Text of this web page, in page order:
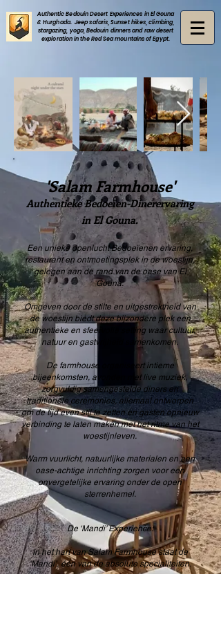
Authentic Bedouin Desert Experiences in El Gouna
& Hurghada. Jeep safaris, Sunset hikes, climbing,
stargazing, yoga, Bedouin dinners and raw desert
exploration in the Red Sea mountains of Egypt.
'Salam Farmhouse'
Authentieke Bedoeïen-Dinerervaring
in El Gouna.
Een unieke openlucht Bedoeïenen ervaring,
restaurant en ontmoetingsplek in de woestijn,
gelegenaan de rand van de oase van El
Gouna.
Omgeven door de stilte en uitgestrektheid van
de woestijn biedt deze bijzondere plek een
authentieke en sfeervolle setting waar cultuur,
natuur en gastvrijheid samenkomen.
De farmhouse organiseert intieme
bijeenkomsten, avonden met live muziek,
zorgvuldig samengestelde diners en
traditionele ceremonies, allemaal ontworpen
om de tijd even stil te zetten en gasten opnieuw
verbinding te laten maken met het ritme van het
woestijnleven.
Warm vuurlicht, natuurlijke materialen en een
oase-achtige inrichting zorgen voor een
onvergetelijke ervaring onder de open
sterrenhemel.
De ‘Mandi’ Experience:
In het hart van Salam Farmhouse staat de
‘Mandi’, één van de absolute specialiteiten.